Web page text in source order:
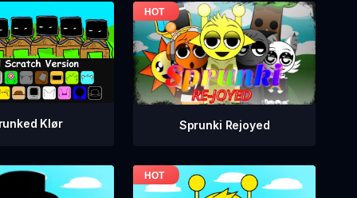
Klør Sprunki Rejoyed